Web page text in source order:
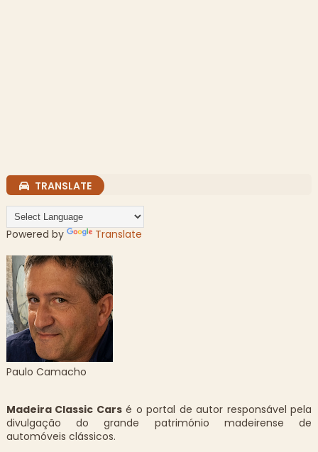
TRANSLATE
Powered by Translate
Paulo Camacho
Madeira Classic Carsé o portal de autor responsável pela
divulgação do grande património madeirense de
automóveis clássicos.